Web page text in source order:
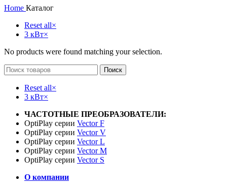
Home Каталог
Reset all×
3 кВт×
No products were found matching your selection.
Поиск
Reset all×
3 кВт×
ЧАСТОТНЫЕ ПРЕОБРАЗОВАТЕЛИ:
OptiPlay серии Vector F
OptiPlay серии Vector V
OptiPlay серии Vector L
OptiPlay серии Vector M
OptiPlay серии Vector S
О компании